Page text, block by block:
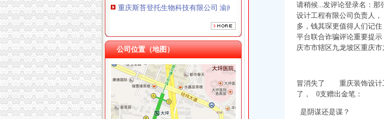
重庆市冰岛科技发展有限公司 渝沙50万 （进出口权）
重庆科发表面处理有限责任公司 渝北800万 （进出口权）
重庆德谋生产力促进中心有限公司 渝大10万 （工商注册）
公司位置（地图）
渝州路开公司
美甲殿2017新招聘信息_电话_地址-58企业名录
请稍候...发评论登录名：
设计工程有限公司负责人
多，钱其琛更值得人们记住
平台联合诈骗评论重要提
庆市市辖区九龙坡区重庆
冒消失了 重庆装饰设计
了， 0支赠出金笔：
是阴谋还是谋？